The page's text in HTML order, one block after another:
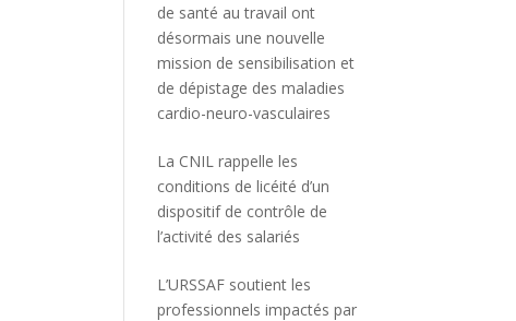
de santé au travail ont
désormais une nouvelle
mission de sensibilisation et
de dépistage des maladies
cardio-neuro-vasculaires
La CNIL rappelle les
conditions de licéité d’un
dispositif de contrôle de
l’activité des salariés
L’URSSAF soutient les
professionnels impactés par